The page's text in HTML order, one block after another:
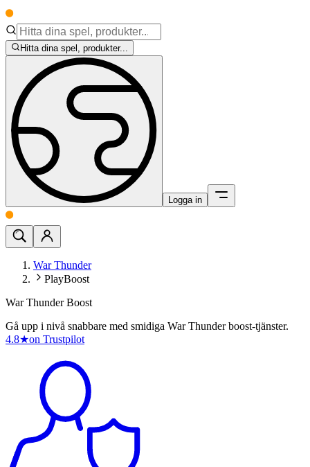
Hitta dina spel, produkter...
Logga in
War Thunder
PlayBoost
War Thunder Boost
Gå upp i nivå snabbare med smidiga War Thunder boost-tjänster.
4.8★on Trustpilot